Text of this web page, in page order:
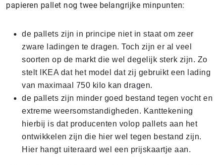
papieren pallet nog twee belangrijke minpunten:
de pallets zijn in principe niet in staat om zeer
zware ladingen te dragen. Toch zijn er al veel
soorten op de markt die wel degelijk sterk zijn. Zo
stelt IKEA dat het model dat zij gebruikt een lading
van maximaal 750 kilo kan dragen.
de pallets zijn minder goed bestand tegen vocht en
extreme weersomstandigheden. Kanttekening
hierbij is dat producenten volop pallets aan het
ontwikkelen zijn die hier wel tegen bestand zijn.
Hier hangt uiteraard wel een prijskaartje aan.